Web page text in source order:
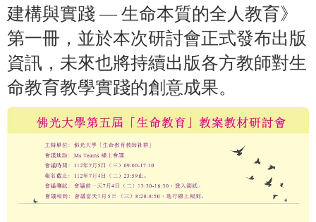
建構與實踐 — 生命本質的全人教育》
第一冊，並於本次研討會正式發布出版
資訊，未來也將持續出版各方教師對生
命教育教學實踐的創意成果。